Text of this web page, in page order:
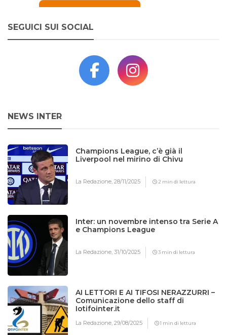
SEGUICI SUI SOCIAL
NEWS INTER
Champions League, c’è già il
Liverpool nel mirino di Chivu
La Redazione,28/11/2025 2 min di lettura
Inter: un novembre intenso tra Serie A
e Champions League
La Redazione,31/10/2025 3 min di lettura
AI LETTORI E AI TIFOSI NERAZZURRI –
Comunicazione dello staff di
Iotifointer.it
La Redazione,29/08/2025 1 min di lettura